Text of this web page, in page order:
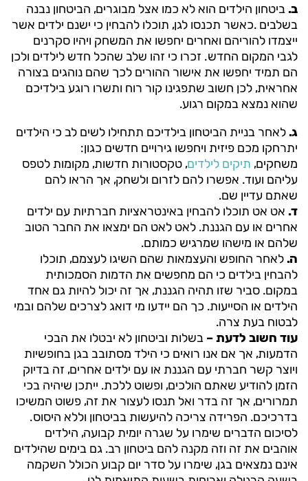
ב. ביטחון הילדים הוא לא כמו אצל מבוגרים, הביטחון נבנה
בשלבים .כאשר תכנסו לגן, תוכלו להבחין כי ישנם ילדים אשר
ייצמדו להוריהם ואחרים יחפשו את המשחק ויהיו סקרנים
לגבי המקום החדש. זכרו כי זהו שלב שהכל חדש לילדים ולכן
הם תמיד יחפשו את אישור ההורים לכך שהם נוהגים בצורה
אחראית, לכן חשוב שתפגינו קור רוח ותשרו רוגע בילדיכם
שהוא נמצא במקום רגוע.
ג. לאחר בניית הביטחון בילדיכם תתחילו לשים לב כי הילדים
יתרחקו מכם פיזית ויחפשו גירויים חדשים כגון:
משחקים, תיקים לילדים, טקסטורות חדשות, מקומות לטפס
עליהם ועוד. אפשרו להם לזרום ולשחק, אך הראו להם
שאתם עדיין שם.
ד. אט אט תוכלו להבחין באינטראציות חברתיות עם ילדים
אחרים או עם הגננת. לאט לאט הם ימצאו את החבר הטוב
שלהם או מישהו שמרגיש כמותם.
ה. לאחר החופש והעצמאות שהם השיגו לעצמם, תוכלו
להבחין בילדים כי הם מחפשים את הדמות הסמכותית
במקום. סביר שזו תהיה הגננת, אך זה יכול להיות גם אחד
הילדים או הסייעות. כך הם יידעו מי דואג לצרכים שלהם ובמי
לבטוח בעת צרה.
עוד חשוב לדעת – בשלות וביטחון לא יבטלו את הבכי
הדמעות, אך אם אנו רואים כי הילד מסתובב בגן בחופשיות
ויוצר קשר חברתי עם הגננת או עם ילדים אחרים, זה בדיוק
הזמן להודיע שאתם הולכים, ופשוט ללכת. ייתכן שיהיה בכי
תמרורים, אך זה בדר ואל תנסו לעצור את זה, פשוט המשיכו
בדרכיכם. הפרידה צריכה להיעשות בביטחון וללא היסוס.
לסיכום הדברים שימרו על שגרה יומית קבועה, הילדים
אוהבים את זה וזה מקנה להם ביטחון רב. גם בימים שהילדים
אינם נמצאים בגן, שימרו על סדר יום קבוע הכולל השקמה